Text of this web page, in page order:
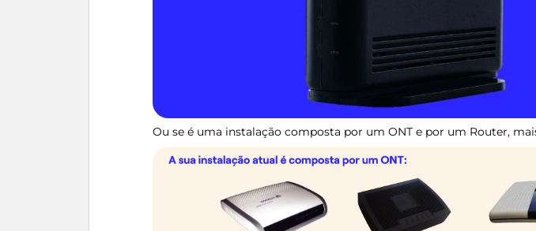
Ou se é uma instalação composta por um ONT e por um Router,